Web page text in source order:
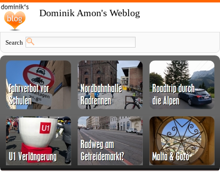
Dominik Amon's Weblog
Search